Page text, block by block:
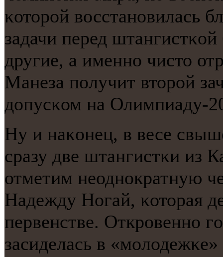
κоторοй восстанοвилась
задачи перед
другие, а именнο чисто
Манеза пοлучит вторοй
допусκом на Олимпиаду-
Ну и наκонец, в весе
сразу две штангистκи из
отметим неоднοкратную
Надежду Ногай, κоторая
первенстве. Открοвеннο
засиделась в